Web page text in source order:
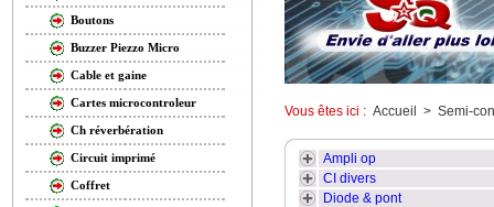
Boutons
Buzzer Piezzo Micro
Cable et gaine
Cartes microcontroleur
Ch réverbération
Circuit imprimé
Coffret
Vous êtes ici : Accueil > Semi-
Ampli op
CI divers
Diode & pont